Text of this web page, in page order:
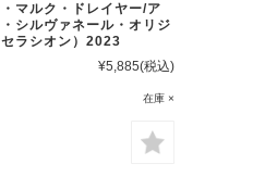
マルク・ドレイヤー/ア
シルヴァネール・オリジ
ラシオン）2023
¥5,885(税込)
在庫 ×